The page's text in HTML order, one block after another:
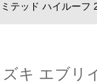
テッド ハイルーフ
キ エブリ